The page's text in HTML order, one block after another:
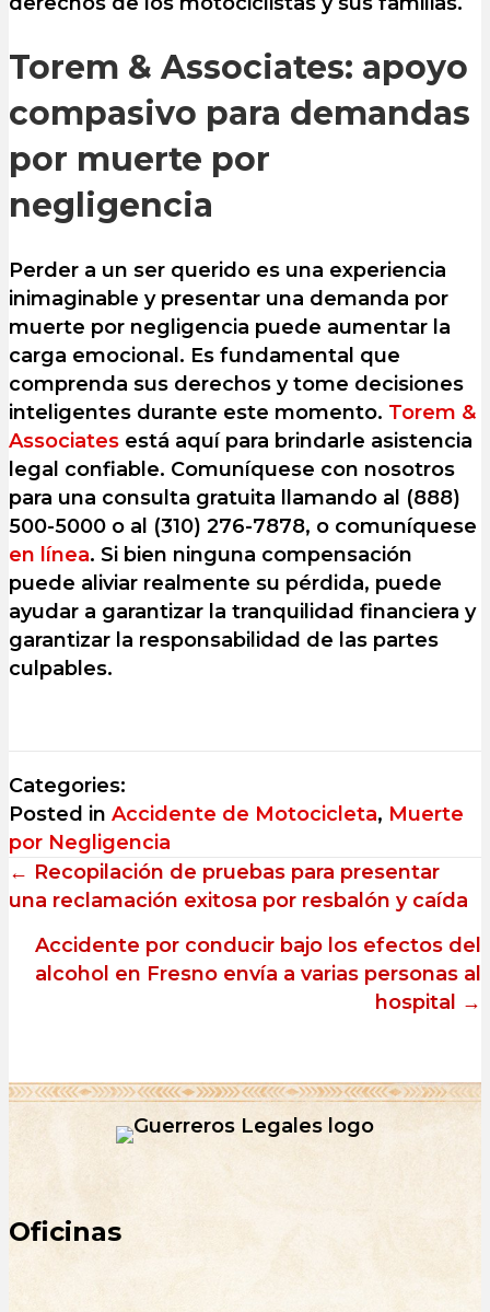
Torem & Associates: apoyo
compasivo para demandas
por muerte por
negligencia
Perder a un ser querido es una experiencia
inimaginable y presentar una demanda por
muerte por negligencia puede aumentar la
carga emocional. Es fundamental que
comprenda sus derechos y tome decisiones
inteligentes durante este momento. Torem &
Associates está aquí para brindarle asistencia
legal confiable. Comuníquese con nosotros
para una consulta gratuita llamando al (888)
500-5000 o al (310) 276-7878, o comuníquese
en línea. Si bien ninguna compensación
puede aliviar realmente su pérdida, puede
ayudar a garantizar la tranquilidad financiera y
garantizar la responsabilidad de las partes
culpables.
Categories:
Posted in Accidente de Motocicleta, Muerte
por Negligencia
Posts
navigation
← Recopilación de pruebas para presentar
una reclamación exitosa por resbalón y caída
Accidente por conducir bajo los efectos del
alcohol en Fresno envía a varias personas al
hospital →
Oficinas